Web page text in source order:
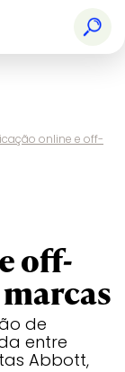
online e off-
off-
de
entre
Abbott,